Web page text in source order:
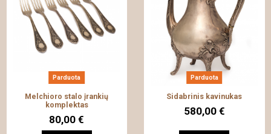
Parduota
Melchioro stalo įrankių
komplektas
80,00 €
Parduota
Sidabrinis kavinukas
580,00 €